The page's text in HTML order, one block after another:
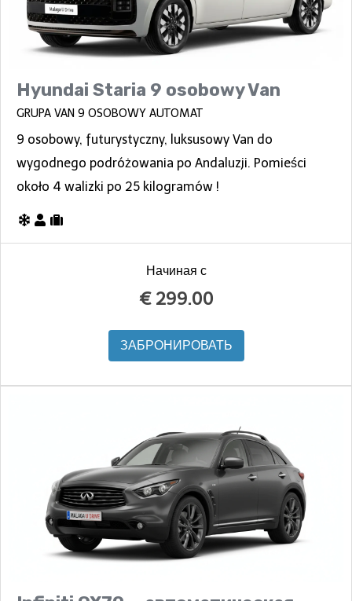
Hyundai Staria 9 osobowy Van
GRUPA VAN 9 OSOBOWY AUTOMAT
9 osobowy, futurystyczny, luksusowy Van do
wygodnego podróżowania po Andaluzji. Pomieści
około 4 walizki po 25 kilogramów !
Начиная с
€ 299.00
ЗАБРОНИРОВАТЬ